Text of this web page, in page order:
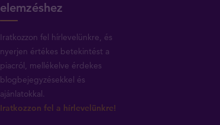
elemzéshez
Iratkozzon fel hírlevelünkre, és
nyerjen értékes betekintést a
piacról, mellékelve érdekes
blogbejegyzésekkel és
ajánlatokkal.
Iratkozzon fel a hírlevelünkre!